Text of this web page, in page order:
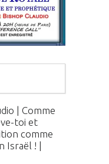
| Comme
toi et
comme
Israël ! |